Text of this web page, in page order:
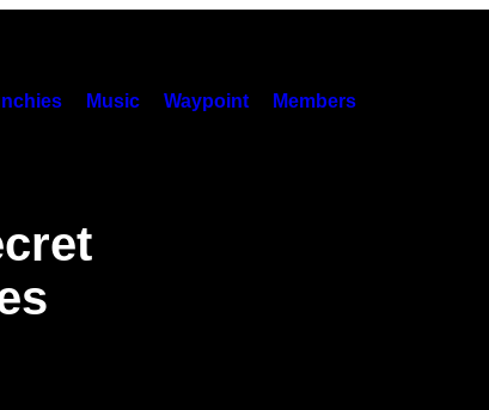
Music Waypoint Members